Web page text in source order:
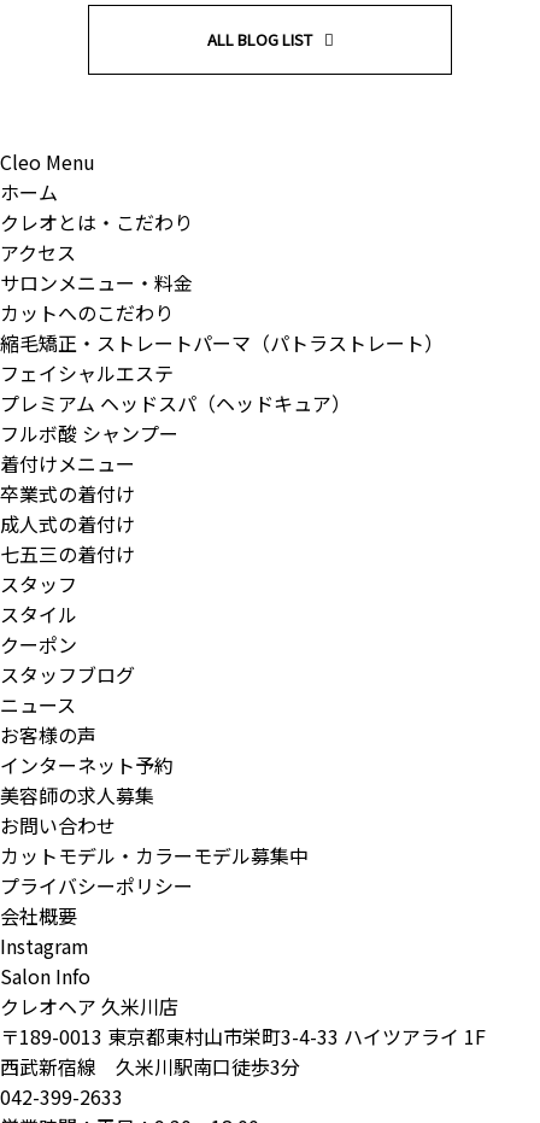
ALL BLOG LIST
Cleo Menu
ホーム
クレオとは・こだわり
アクセス
サロンメニュー・料金
カットへのこだわり
縮毛矯正・ストレートパーマ（パトラストレート）
フェイシャルエステ
プレミアム ヘッドスパ（ヘッドキュア）
フルボ酸 シャンプー
着付けメニュー
卒業式の着付け
成人式の着付け
七五三の着付け
スタッフ
スタイル
クーポン
スタッフブログ
ニュース
お客様の声
インターネット予約
美容師の求人募集
お問い合わせ
カットモデル・カラーモデル募集中
プライバシーポリシー
会社概要
Instagram
Salon Info
クレオヘア 久米川店
〒189-0013 東京都東村山市栄町3-4-33 ハイツアライ 1F
西武新宿線 久米川駅南口徒歩3分
042-399-2633